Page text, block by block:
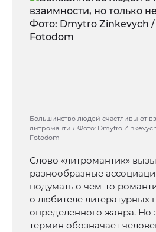
Большинство людей счастливы от
литромантик. Фото: Dmytro
Fotodom
Слово «литромантик»
разнообразные
подумать о чем-то
о любителе литературных
определенного жанра. Но
термин обозначает